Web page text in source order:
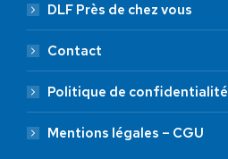
DLF Près de chez vous
Contact
Politique de confidentialité
Mentions légales – CGU